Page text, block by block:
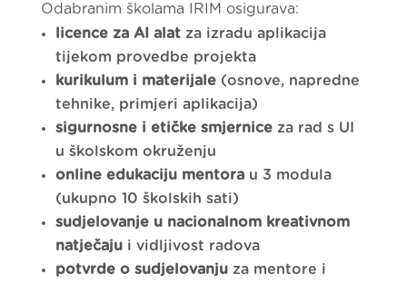
Odabranim školama IRIM osigurava:
licence za AI alatza izradu aplikacija
tijekom provedbe projekta
kurikulum i materijale(osnove, napredne
tehnike, primjeri aplikacija)
sigurnosne i etičke smjerniceza rad s UI
u školskom okruženju
online edukaciju mentorau 3 modula
(ukupno 10 školskih sati)
sudjelovanje u nacionalnom kreativnom
natječajui vidljivost radova
potvrde o sudjelovanjuza mentore i